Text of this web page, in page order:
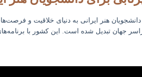
دانشجویان هنر ایرانی به دنیای خلاقیت و
جهان تبدیل شده است. این کشور با